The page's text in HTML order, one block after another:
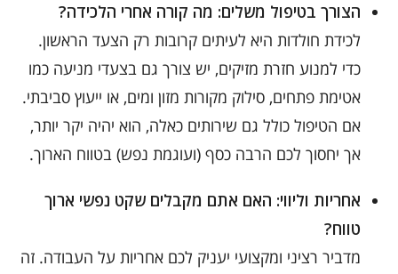
הצורך בטיפול משלים: מה קורה אחרי הלכידה?
לכידת חולדות היא לעיתים קרובות רק הצעד הראשון.
כדי למנוע חזרת מזיקים, יש צורך גם בצעדי מניעה כמו
אטימת פתחים, סילוק מקורות מזון ומים, או ייעוץ סביבתי.
אם הטיפול כולל גם שירותים כאלה, הוא יהיה יקר יותר,
אך יחסוך לכם הרבה כסף (ועוגמת נפש) בטווח הארוך.
אחריות וליווי: האם אתם מקבלים שקט נפשי ארוך
טווח?
מדביר רציני ומקצועי יעניק לכם אחריות על העבודה. זה